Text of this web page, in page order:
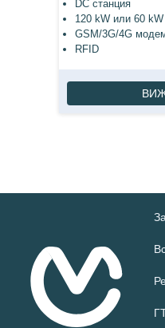
DC станция
120 kW или 60
GSM/3G/4G
RFID